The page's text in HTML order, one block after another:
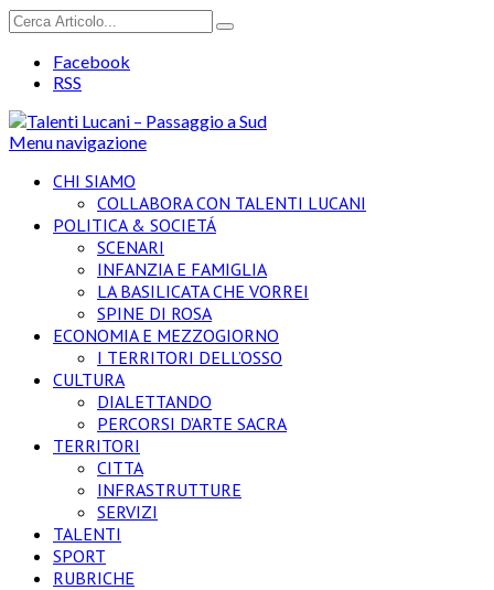
Facebook
RSS
Menu navigazione
CHI SIAMO
COLLABORA CON TALENTI LUCANI
POLITICA & SOCIETÁ
SCENARI
INFANZIA E FAMIGLIA
LA BASILICATA CHE VORREI
SPINE DI ROSA
ECONOMIA E MEZZOGIORNO
I TERRITORI DELL’OSSO
CULTURA
DIALETTANDO
PERCORSI D’ARTE SACRA
TERRITORI
CITTA
INFRASTRUTTURE
SERVIZI
TALENTI
SPORT
RUBRICHE